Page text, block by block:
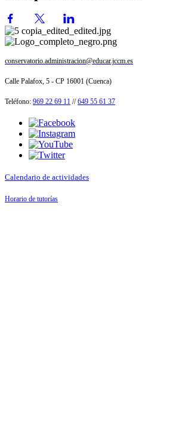
conservatorio.administracion@educar.jccm.es
Calle Palafox, 5 - CP 16001 (Cuenca)
Teléfono: 969 22 69 11 //649 55 61 37
Calendario de actividades
Horario de tutorías